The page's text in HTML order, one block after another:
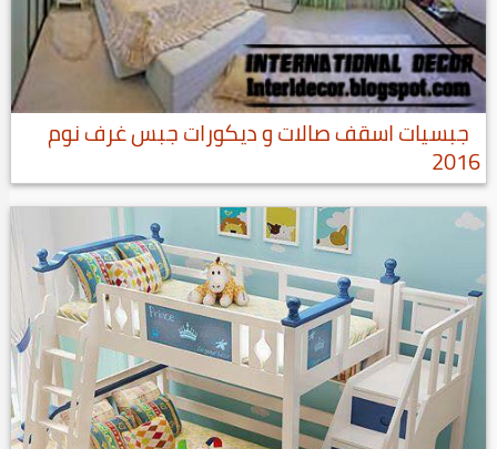
جبسيات اسقف صالات و ديكورات جبس غرف نوم
2016